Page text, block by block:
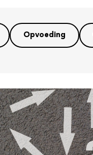
Opvoeding